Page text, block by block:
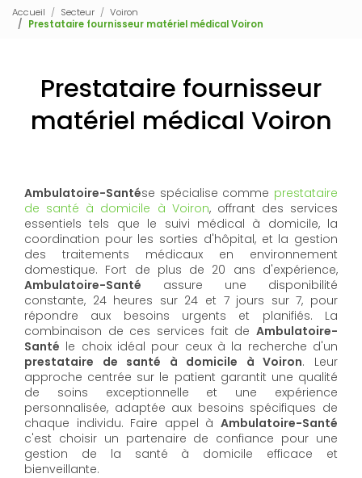
Accueil Secteur
Voiron
Prestataire fournisseur matériel médical Voiron
Prestataire fournisseur
matériel médical Voiron
Ambulatoire-Santése spécialise comme prestataire
de santé à domicile à Voiron, offrant des services
essentiels tels que le suivi médical à domicile, la
coordination pour les sorties d'hôpital, et la gestion
des traitements médicaux en environnement
domestique. Fort de plus de 20 ans d'expérience,
Ambulatoire-Santé assure une disponibilité
constante, 24 heures sur 24 et 7 jours sur 7, pour
répondre aux besoins urgents et planifiés. La
combinaison de ces services fait de Ambulatoire-
Santé le choix idéal pour ceux à la recherche d'un
prestataire de santé à domicile à Voiron. Leur
approche centrée sur le patient garantit une qualité
de soins exceptionnelle et une expérience
personnalisée, adaptée aux besoins spécifiques de
chaque individu. Faire appel à Ambulatoire-Santé
c'est choisir un partenaire de confiance pour une
gestion de la santé à domicile efficace et
bienveillante.